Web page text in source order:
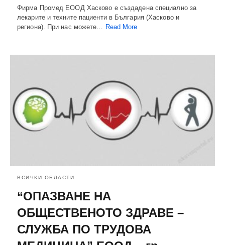
Фирма Промед ЕООД Хасково е създадена специално за
лекарите и техните пациенти в България (Хасково и
региона). При нас можете… Read More
ВСИЧКИ ОБЛАСТИ
“ОПАЗВАНЕ НА
ОБЩЕСТВЕНОТО ЗДРАВЕ –
СЛУЖБА ПО ТРУДОВА